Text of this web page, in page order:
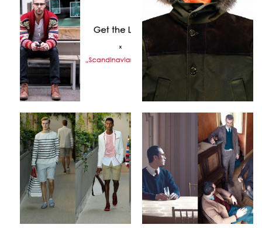
Get The Look x
Scandinavian Jack
by FABSonSep 18, 2012
Blauer & Tommy
Hilfiger x Fall/Winter
2012 Collection
Tommy Hilfiger x
Spring/Summer 2013
Collection
byFABSon Sep 12, 2012
2 Kommentare
Camo x Fall/Winter
2012 Collection
byFABS Sep 10, 2012
Keine Kommentare